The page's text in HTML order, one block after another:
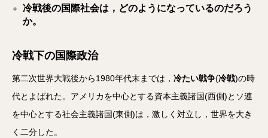
冷戦後の国際社会は，どのようになっているのだろう
か。
冷戦下の国際政治
第二次世界大戦後から1980年代末までは， 冷たい戦争(冷戦)の時
代とよばれた。アメリカを中心とする資本主義諸国(西側)とソ連
を中心とする社会主義諸国(東側)は，激しく対立し，世界を大き
く二分した。